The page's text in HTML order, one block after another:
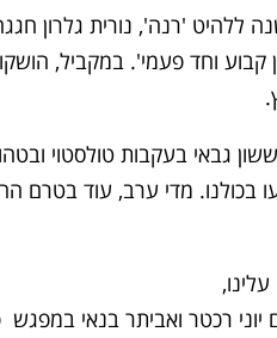
לשיאים של התרגשות כשאריאל הורוביץ אירח את דני סנדרסון
קבוע וחד פעמי'. במקביל,
בעקבות טולסטוי
בכולנו. מדי ערב, עוד בטרם
רכטר ואביתר בנאי